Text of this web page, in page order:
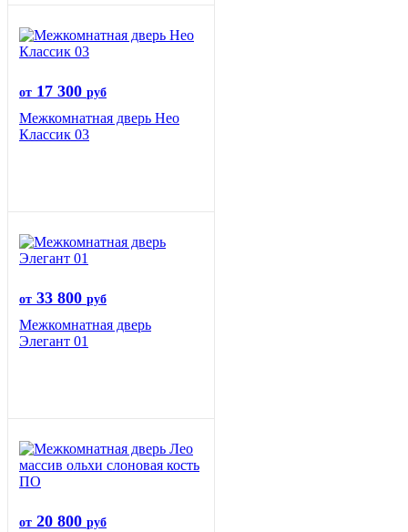
от 17 300 руб
Межкомнатная дверь Нео
Классик 03
от 33 800 руб
Межкомнатная дверь
Элегант 01
от 20 800 руб